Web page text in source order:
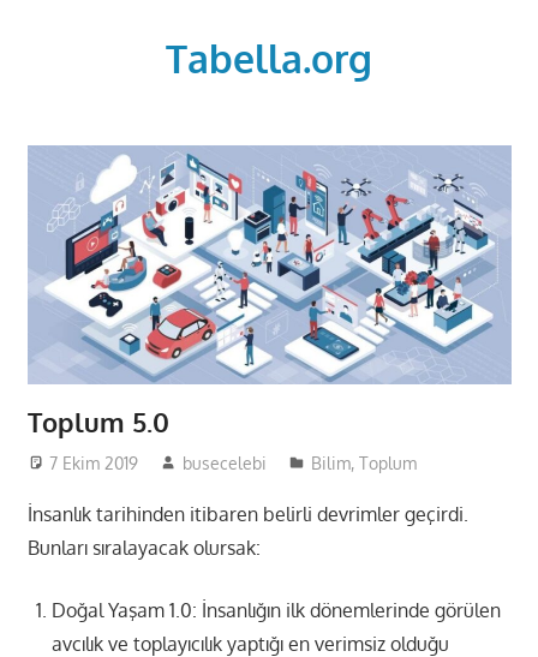
Tabella.org
Toplum 5.0
7 Ekim 2019 busecelebi Bilim,Toplum
İnsanlık tarihinden itibaren belirli devrimler geçirdi.
Bunları sıralayacak olursak:
Doğal Yaşam 1.0: İnsanlığın ilk dönemlerinde görülen
avcılık ve toplayıcılık yaptığı en verimsiz olduğu